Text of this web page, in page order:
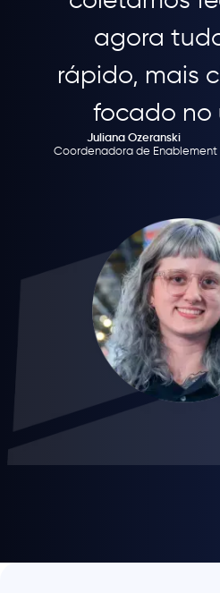
agora
rápido, mais
focado no
Juliana Ozeranski
Coordenadora de Enablement